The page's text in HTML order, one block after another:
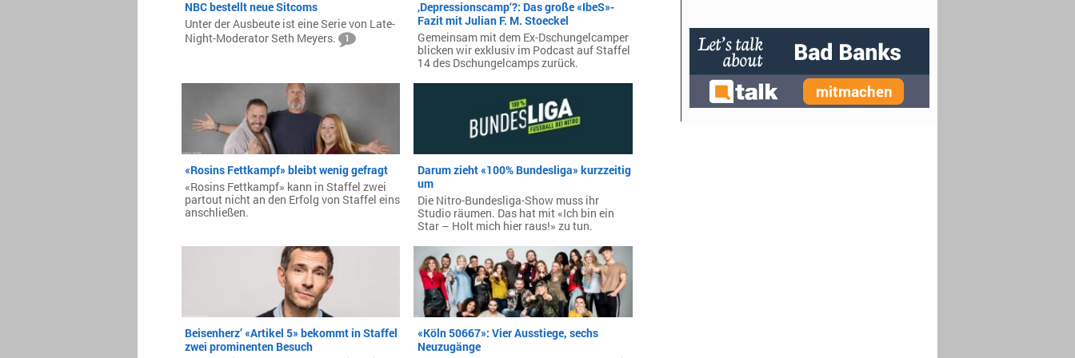
NBC bestellt neue Sitcoms
Unter der Ausbeute ist eine Serie von Late-
Night-Moderator Seth Meyers.
1
‚Depressionscamp‘?: Das große «IbeS»-
Fazit mit Julian F. M. Stoeckel
Gemeinsam mit dem Ex-Dschungelcamper
blicken wir exklusiv im Podcast auf Staffel
14 des Dschungelcamps zurück.
«Rosins Fettkampf» bleibt wenig gefragt
«Rosins Fettkampf» kann in Staffel zwei
partout nicht an den Erfolg von Staffel eins
anschließen.
Darum zieht «100% Bundesliga» kurzzeitig
um
Die Nitro-Bundesliga-Show muss ihr
Studio räumen. Das hat mit «Ich bin ein
Star – Holt mich hier raus!» zu tun.
Beisenherz’ «Artikel 5» bekommt in Staffel
zwei prominenten Besuch
«Köln 50667»: Vier Ausstiege, sechs
Neuzugänge